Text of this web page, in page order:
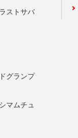
ストサバ
グランプ
マムチュ